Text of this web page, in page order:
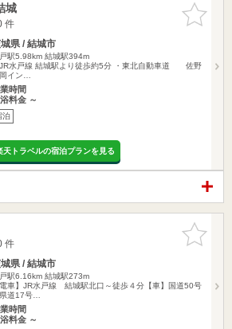
お気に入
りに追加
城
件
県 / 結城市
駅5.98km 結城駅394m
JR水戸線 結城駅より徒歩約5分 ・東北自動車道 佐野
イン…
時間
料金 ～
泊
天トラベルの宿泊プランを見る
お気に入
りに追加
件
県 / 結城市
駅6.16km 結城駅273m
電車】JR水戸線 結城駅北口～徒歩４分【車】国道50号
道17号…
時間
料金 ～